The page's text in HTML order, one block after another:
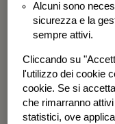
BGF
Income Fund
Alcuni sono
sicurezza e la
sempre attivi.
Cliccando su
l'utilizzo dei cookie
cookie. Se si
che rimarranno
statistici, ove